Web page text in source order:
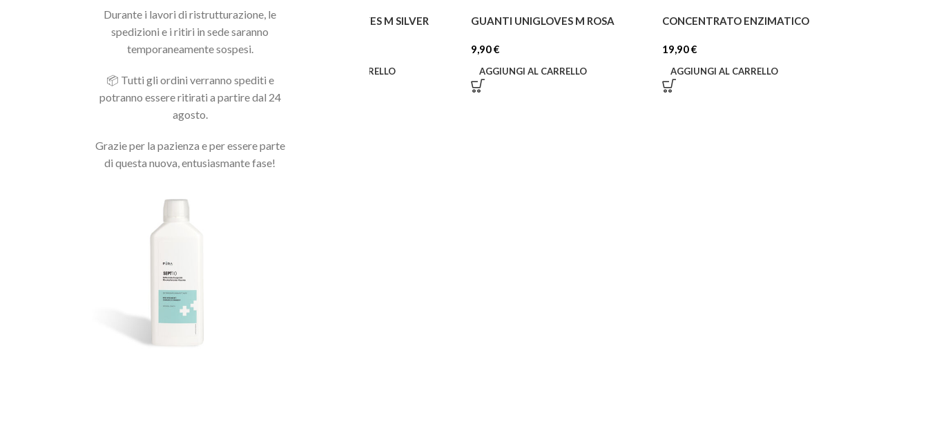
Durante i lavori di ristrutturazione, le
spedizioni e i ritiri in sede saranno
temporaneamente sospesi.
📦 Tutti gli ordini verranno spediti e
potranno essere ritirati a partire dal 24
agosto.
Grazie per la pazienza e per essere parte
di questa nuova, entusiasmante fase!
GUANTI UNIGLOVES M PEARL GUANTI UNIGLOVES M SILVER
AGGIUNGI AL CARRELLO
GUANTI UNIGLOVES M ROSA
9,90€
AGGIUNGI AL CARRELLO
CONCENTRATO ENZIMATICO
19,90€
AGGIUNGI AL CARRELLO